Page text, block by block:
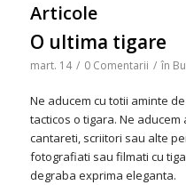
Articole
O ultima tigare
mart. 14 / 0 Comentarii / în
Ne aducem cu totii aminte
tacticos o tigara. Ne
cantareti, scriitori sau alte
fotografiati sau filmati cu
degraba exprima eleganta.